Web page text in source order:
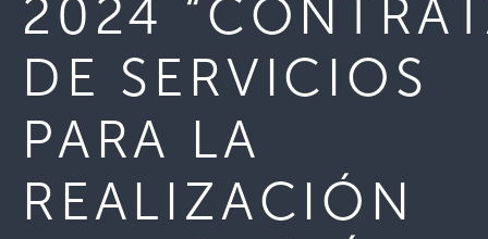
2024
DE SERVICIOS
PARA LA
REALIZACIÓN